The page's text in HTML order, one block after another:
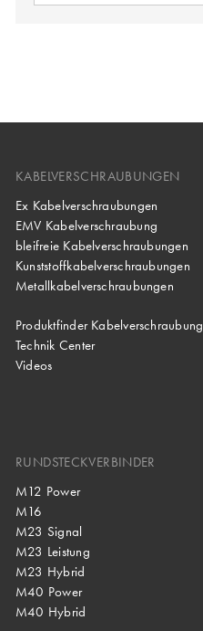
KABELVERSCHRAUBUNGEN
Ex Kabelverschraubungen
EMV Kabelverschraubung
bleifreie Kabelverschraubungen
Kunststoffkabelverschraubungen
Metallkabelverschraubungen
Produktfinder Kabelverschraubung
Technik Center
Videos
RUNDSTECKVERBINDER
M12 Power
M16
M23 Signal
M23 Leistung
M23 Hybrid
M40 Power
M40 Hybrid